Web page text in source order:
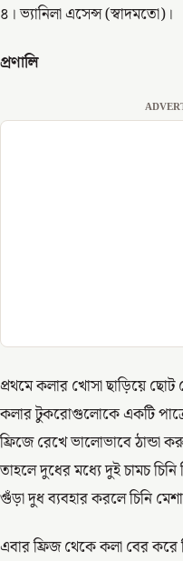
৪। ভ্যানিলা এসেন্স (স্বাদমতো)।
প্রণালি
প্রথমে কলার খোসা ছাড়িয়ে
কলার টুকরোগুলোকে একটি
ফ্রিজে রেখে ভালোভাবে ঠান্ডা
তাহলে দুধের মধ্যে দুই চামচ
গুঁড়া দুধ ব্যবহার করলে চিনি
এবার ফ্রিজ থেকে কলা বের করে